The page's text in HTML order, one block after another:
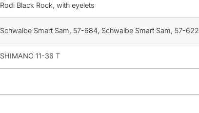
Rodi Black Rock, with eyelets
Schwalbe Smart Sam, 57-684, Schwalbe Smart Sam, 57-622
SHIMANO 11-36 T